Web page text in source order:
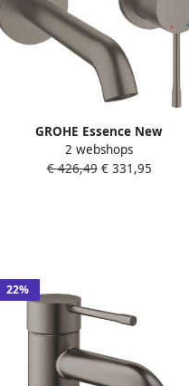
GROHE Essence New
inbouwmengkraan afbouwdeel
M-size 183mm uitloop hard
2 webshops
€ 426,49€ 331,95
22%